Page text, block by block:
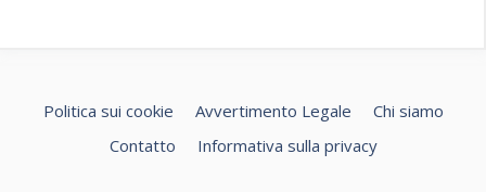
Politica sui cookie Avvertimento Legale
Chi siamo
Contatto
Informativa sulla privacy